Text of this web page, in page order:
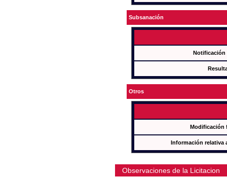
Subsanación
Notificación
Otros
Modificación
Información relativa
Observaciones de la Licitacion